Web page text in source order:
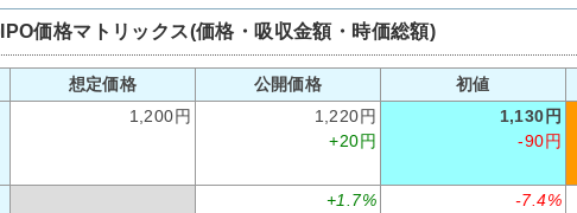
価格マトリックス(価格・吸収金額・時価総額)
想定価格 公開価格 初値
1,200円
1,220円
+20円
1,130円
-90円
+1.7% -7.4%